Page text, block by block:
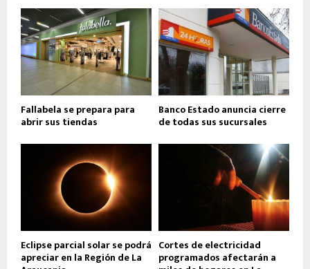
Fallabela se prepara para
abrir sus tiendas
Banco Estado anuncia cierre
de todas sus sucursales
Eclipse parcial solar se podrá
apreciar en la Región de La
Cortes de electricidad
programados afectarán a